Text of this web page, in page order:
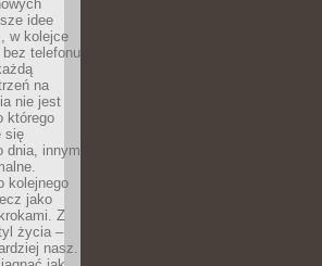
idee
w kolejce
telefonu
na
nie jest
którego
się
dnia, innym
kolejnego
jako
Z
życia –
nasz.